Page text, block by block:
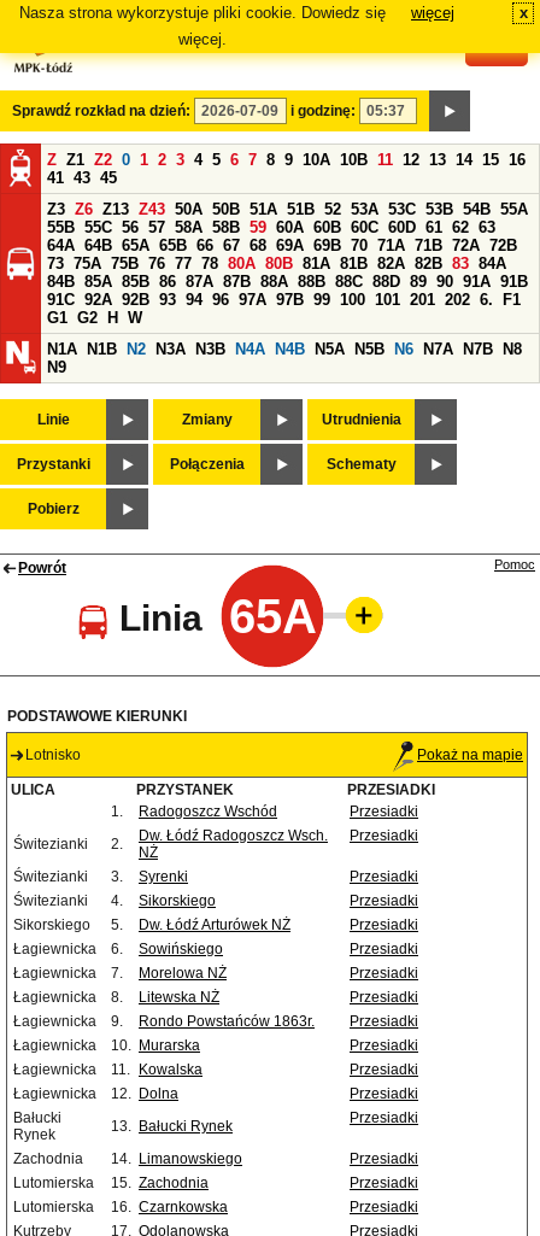
Nasza strona wykorzystuje pliki cookie. Dowiedz się
więcej.
więcej x
Sprawdź rozkład na dzień: i godzinę:
Z Z1 Z2 0 1 2 3 4 5 6 7 8 9 10A 10B 11 12 13 14 15 16
41 43 45
Z3 Z6 Z13 Z43 50A 50B 51A 51B 52 53A 53C 53B 54B 55A
55B 55C 56 57 58A 58B 59 60A 60B 60C 60D 61 62 63
64A 64B 65A 65B 66 67 68 69A 69B 70 71A 71B 72A 72B
73 75A 75B 76 77 78 80A 80B 81A 81B 82A 82B 83 84A
84B 85A 85B 86 87A 87B 88A 88B 88C 88D 89 90 91A 91B
91C 92A 92B 93 94 96 97A 97B 99 100 101 201 202 6.
F1
G1 G2 H
W
N1A
N1B N2 N3A N3B N4A N4B N5A N5B N6 N7A N7B
N8
N9
Linie Zmiany Utrudnienia
Przystanki Połączenia Schematy
Pobierz
Powrót
Linia 65A
Pomoc
PODSTAWOWE KIERUNKI
Lotnisko Pokaż na mapie
ULICA PRZYSTANEK
PRZESIADKI
1.
Radogoszcz Wschód
Przesiadki
Świtezianki
2.
Dw. Łódź Radogoszcz Wsch.
NŻ
Przesiadki
Świtezianki 3. Syrenki
Przesiadki
Świtezianki
4. Sikorskiego
Przesiadki
Sikorskiego
5. Dw. Łódź Arturówek NŻ
Przesiadki
Łagiewnicka
6. Sowińskiego
Przesiadki
Łagiewnicka
7. Morelowa NŻ
Przesiadki
Łagiewnicka
8. Litewska NŻ
Przesiadki
Łagiewnicka
9. Rondo Powstańców 1863r.
Przesiadki
Łagiewnicka
10. Murarska
Przesiadki
Łagiewnicka
11. Kowalska
Przesiadki
Łagiewnicka
12. Dolna
Przesiadki
Bałucki
Rynek
13. Bałucki Rynek Przesiadki
Zachodnia 14. Limanowskiego
Przesiadki
Lutomierska
15. Zachodnia
Przesiadki
Lutomierska
16. Czarnkowska
Przesiadki
Kutrzeby
17. Odolanowska
Przesiadki